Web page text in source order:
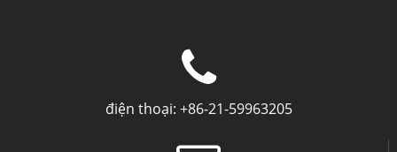
điện thoại: +86-21-59963205